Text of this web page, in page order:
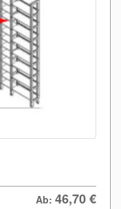
Ab: 46,70€